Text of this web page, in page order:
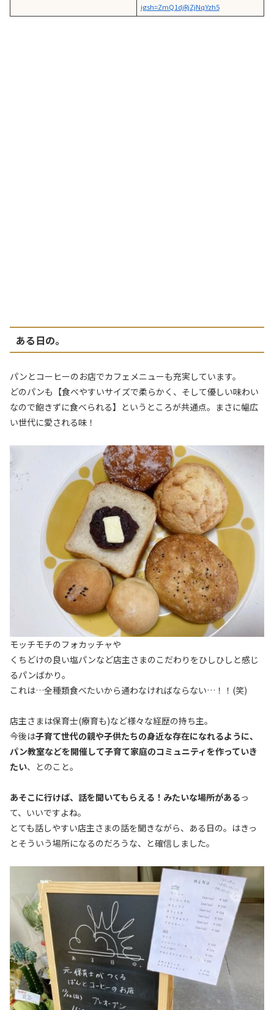
igsh=ZmQ1djRjZjNqYzh5
ある日の。
パンとコーヒーのお店でカフェメニューも充実しています。
どのパンも【食べやすいサイズで柔らかく、そして優しい味わい
なので飽きずに食べられる】というところが共通点。まさに幅広
い世代に愛される味！
モッチモチのフォカッチャや
くちどけの良い塩パンなど店主さまのこだわりをひしひしと感じ
るパンばかり。
これは…全種類食べたいから通わなければならない…！！(笑)
店主さまは保育士(療育も)など様々な経歴の持ち主。
今後は子育て世代の親や子供たちの身近な存在になれるように、
パン教室などを開催して子育て家庭のコミュニティを作っていき
たい、とのこと。
あそこに行けば、話を聞いてもらえる！みたいな場所があるっ
て、いいですよね。
とても話しやすい店主さまの話を聞きながら、ある日の。はきっ
とそういう場所になるのだろうな、と確信しました。